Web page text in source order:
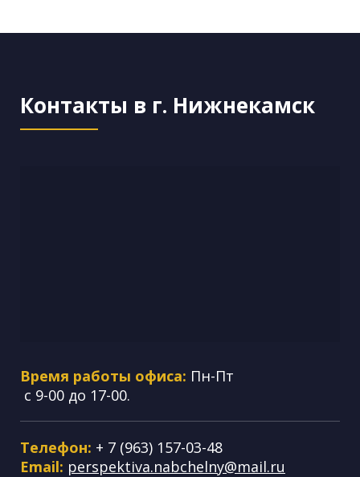
Контакты в г. Нижнекамск
Время работы офиса: Пн-Пт
с 9-00 до 17-00.
Телефон: + 7 (963) 157-03-48
Email: perspektiva.nabchelny@mail.ru